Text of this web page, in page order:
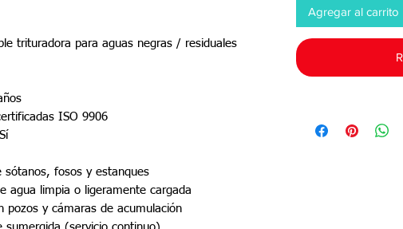
trituradora para aguas negras / residuales
ISO 9906
sótanos, fosos y estanques
agua limpia o ligeramente cargada
pozos y cámaras de acumulación
Agregar al carrito